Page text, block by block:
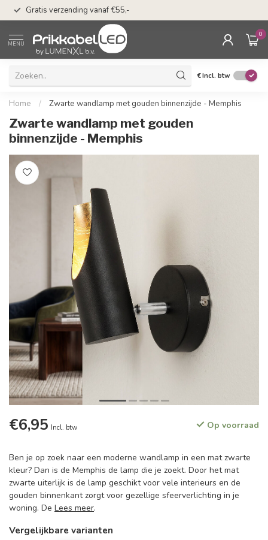
Gratis verzending vanaf €55,-
MENU
0
€Incl. btw
Home / Zwarte wandlamp met gouden binnenzijde - Memphis
Zwarte wandlamp met gouden
binnenzijde - Memphis
€6,95 Incl. btw Op voorraad
Ben je op zoek naar een moderne wandlamp in een mat zwarte
kleur? Dan is de Memphis de lamp die je zoekt. Door het mat
zwarte uiterlijk is de lamp geschikt voor vele interieurs en de
gouden binnenkant zorgt voor gezellige sfeerverlichting in je
woning. De Lees meer.
Vergelijkbare varianten